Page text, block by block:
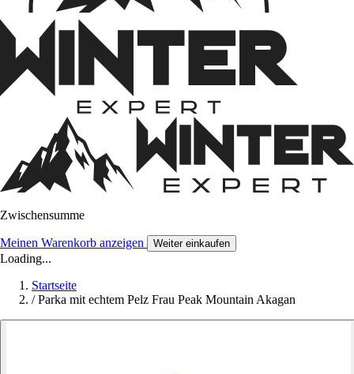
Zwischensumme
Meinen Warenkorb anzeigen Weiter einkaufen
Loading...
Startseite
/ Parka mit echtem Pelz Frau Peak Mountain Akagan